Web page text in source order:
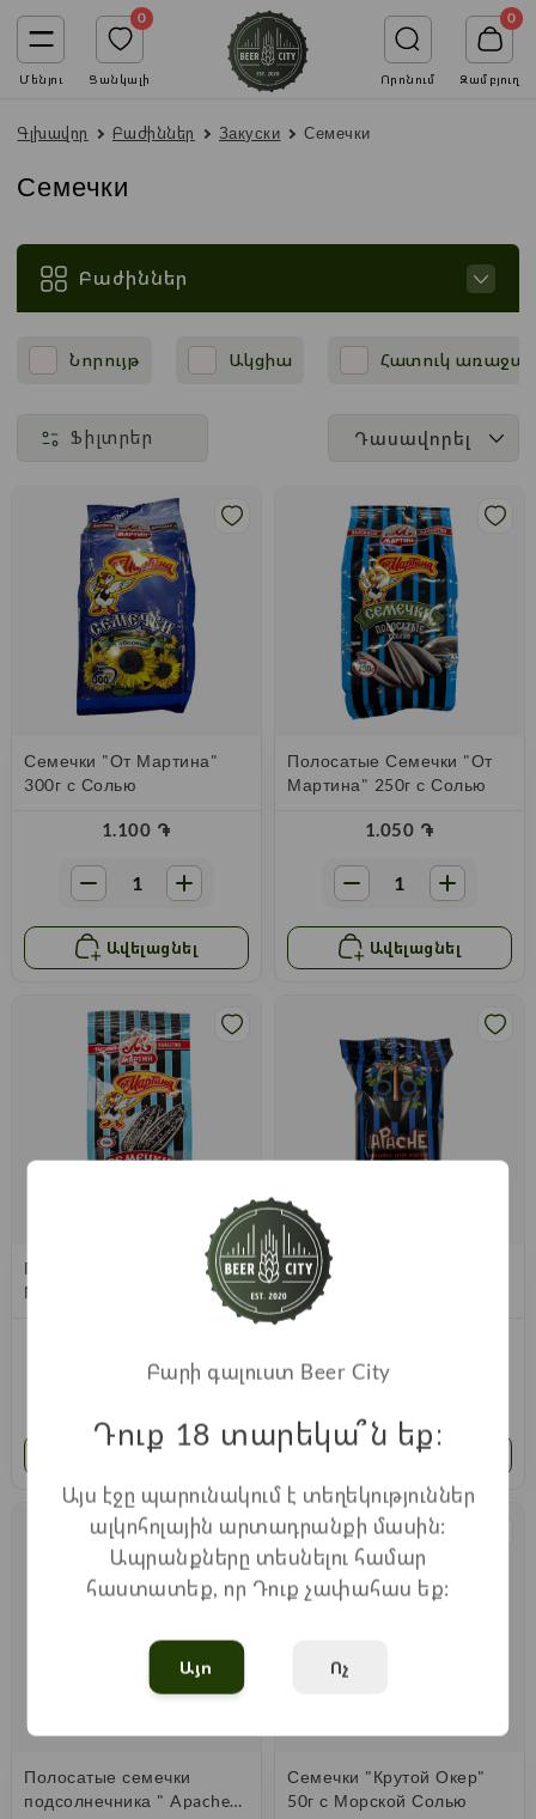
Մենյու
0
Ցանկալի Որոնում
0
Զամբյուղ
Գլխավոր Բաժիններ Закуски Семечки
Семечки
Բաժիններ
Նորույթ Ակցիա Հատուկ
Ֆիլտրեր
Семечки "От Мартина"
300г с Солью
1.100 ֏
Ավելացնել
Полосатые Семечки "От
Мартина" 250г с Солью
1.050 ֏
Ավելացնել
Полосатые Семечки "От
Мартина" 150г супер
Ավելացնել
Полосатые семечки
подсолнечника " Apache"
с 70г морской соли
Ավելացնել
Полосатые семечки
подсолнечника " Apache"
Семечки "Крутой Окер"
50г с Морской Солью
Բարի գալուստ Beer City
Դուք 18 տարեկա՞ն եք։
Այս էջը պարունակում է տեղեկություններ
ալկոհոլային արտադրանքի մասին:
Ապրանքները տեսնելու համար
հաստատեք, որ Դուք չափահաս եք:
Այո Ոչ